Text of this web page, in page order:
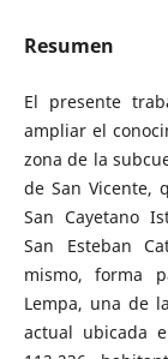
Resumen
El presente
ampliar el
zona de la
de San Vicente,
San Cayetano
San Esteban
mismo, forma
Lempa, una de
actual ubicada